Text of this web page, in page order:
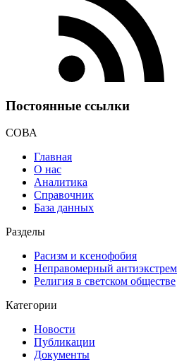
Постоянные ссылки
СОВА
Главная
О нас
Аналитика
Справочник
База данных
Разделы
Расизм и ксенофобия
Неправомерный
Религия в светском обществе
Категории
Новости
Публикации
Документы